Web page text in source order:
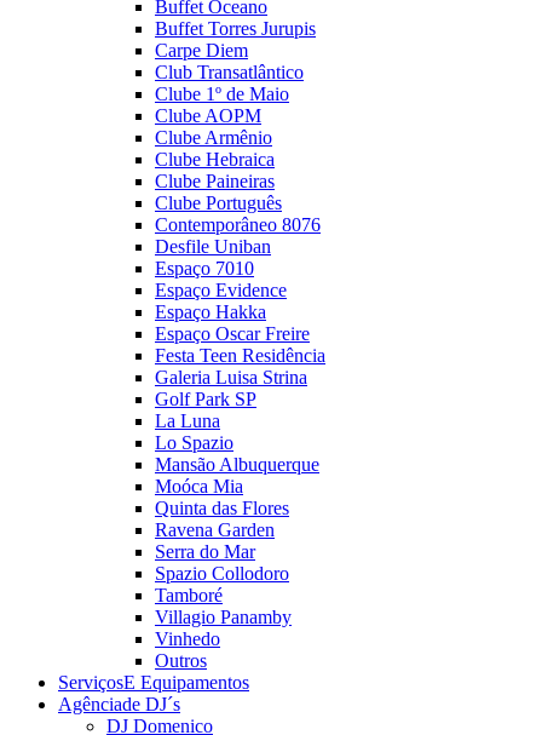
Buffet Oceano
Buffet Torres Jurupis
Carpe Diem
Club Transatlântico
Clube 1º de Maio
Clube AOPM
Clube Armênio
Clube Hebraica
Clube Paineiras
Clube Português
Contemporâneo 8076
Desfile Uniban
Espaço 7010
Espaço Evidence
Espaço Hakka
Espaço Oscar Freire
Festa Teen Residência
Galeria Luisa Strina
Golf Park SP
La Luna
Lo Spazio
Mansão Albuquerque
Moóca Mia
Quinta das Flores
Ravena Garden
Serra do Mar
Spazio Collodoro
Tamboré
Villagio Panamby
Vinhedo
Outros
ServiçosE Equipamentos
Agênciade DJ´s
DJ Domenico